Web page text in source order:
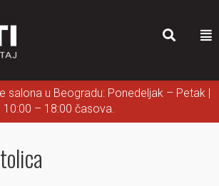
salona u Beogradu: Ponedeljak – Petak |
10:00 – 18:00 časova.